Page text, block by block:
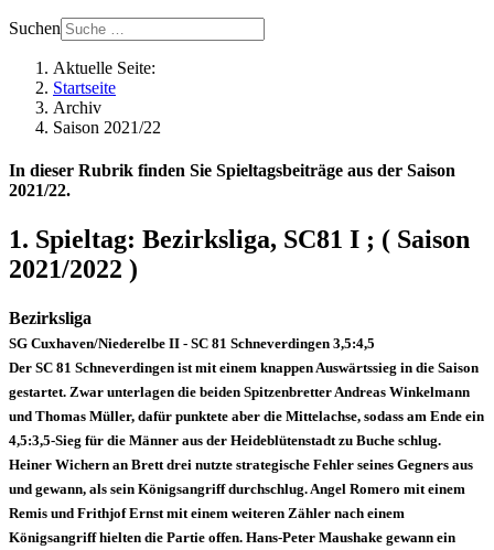
Suchen
Aktuelle Seite:
Startseite
Archiv
Saison 2021/22
In dieser Rubrik finden Sie Spieltagsbeiträge aus der Saison
2021/22.
1. Spieltag: Bezirksliga, SC81 I ; ( Saison
2021/2022 )
Bezirksliga
SG Cuxhaven/Niederelbe II - SC 81 Schneverdingen 3,5:4,5
Der SC 81 Schneverdingen ist mit einem knappen Auswärtssieg in die Saison
gestartet. Zwar unterlagen die beiden Spitzenbretter Andreas Winkelmann
und Thomas Müller, dafür punktete aber die Mittelachse, sodass am Ende ein
4,5:3,5-Sieg für die Männer aus der Heideblütenstadt zu Buche schlug.
Heiner Wichern an Brett drei nutzte strategische Fehler seines Gegners aus
und gewann, als sein Königsangriff durchschlug. Angel Romero mit einem
Remis und Frithjof Ernst mit einem weiteren Zähler nach einem
Königsangriff hielten die Partie offen. Hans-Peter Maushake gewann ein